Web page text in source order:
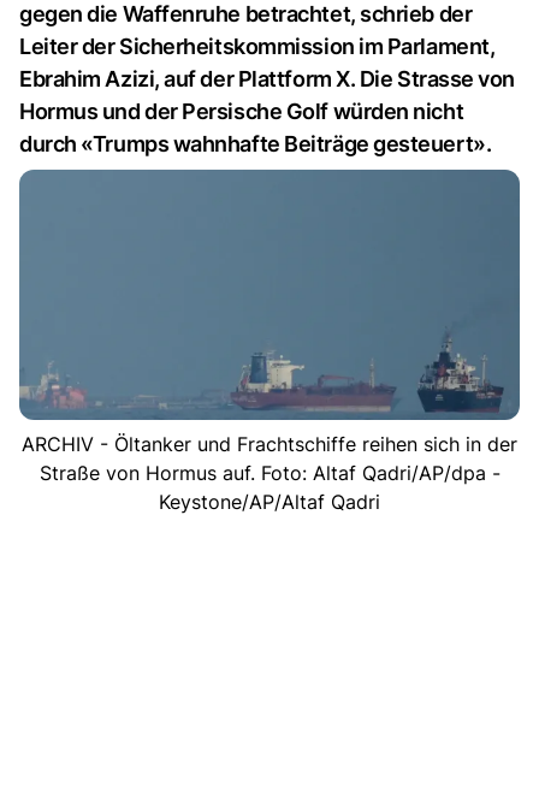
gegen die Waffenruhe betrachtet, schrieb der
Leiter der Sicherheitskommission im Parlament,
Ebrahim Azizi, auf der Plattform X. Die Strasse von
Hormus und der Persische Golf würden nicht
durch «Trumps wahnhafte Beiträge gesteuert».
ARCHIV - Öltanker und Frachtschiffe reihen sich in der
Straße von Hormus auf. Foto: Altaf Qadri/AP/dpa -
Keystone/AP/Altaf Qadri